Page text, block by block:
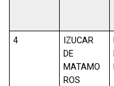
4
IZUCAR
DE
MATAMO
ROS